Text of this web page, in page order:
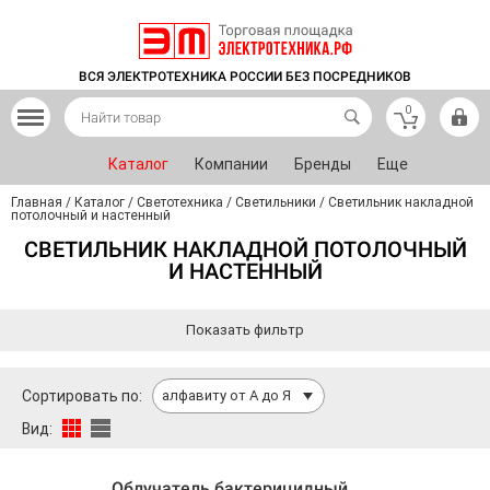
ВСЯ ЭЛЕКТРОТЕХНИКА РОССИИ БЕЗ ПОСРЕДНИКОВ
0
Каталог Компании Бренды Еще
Главная / Каталог / Светотехника / Светильники / Светильник накладной
потолочный и настенный
СВЕТИЛЬНИК НАКЛАДНОЙ ПОТОЛОЧНЫЙ
И НАСТЕННЫЙ
Показать фильтр
Сортировать по: алфавиту от А до Я
Вид: